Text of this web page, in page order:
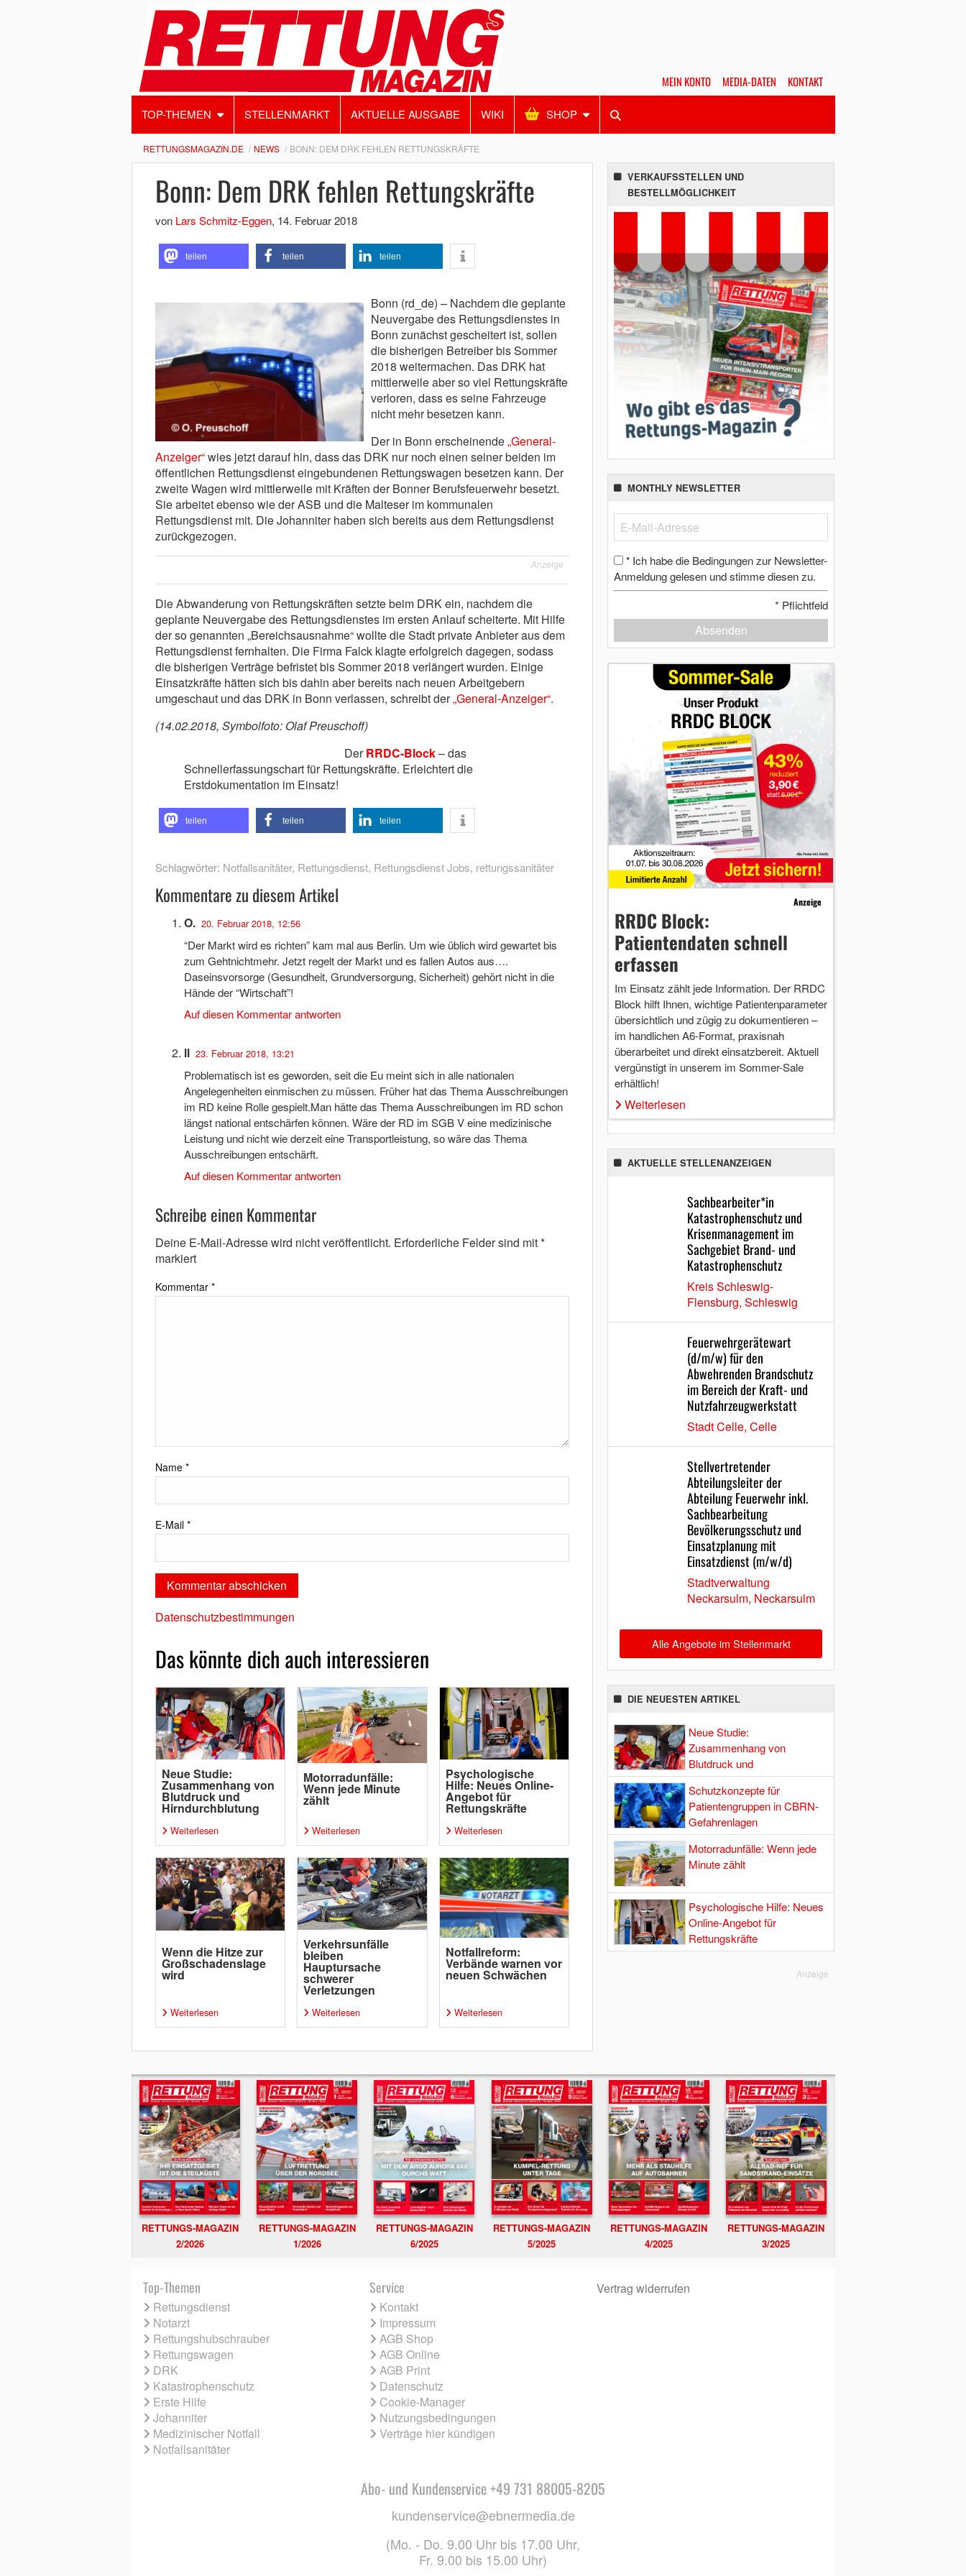
MEIN KONTO MEDIA-DATEN KONTAKT
TOP-THEMEN STELLENMARKT AKTUELLE AUSGABE WIKI SHOP
RETTUNGSMAGAZIN.DE NEWS BONN: DEM DRK FEHLEN RETTUNGSKRÄFTE
Bonn: Dem DRK fehlen Rettungskräfte
von Lars Schmitz-Eggen, 14. Februar 2018
teilen teilen teilen
Bonn (rd_de) – Nachdem die geplante
Neuvergabe des Rettungsdienstes in
Bonn zunächst gescheitert ist, sollen
die bisherigen Betreiber bis Sommer
2018 weitermachen. Das DRK hat
mittlerweile aber so viel Rettungskräfte
verloren, dass es seine Fahrzeuge
nicht mehr besetzen kann.
Der in Bonn erscheinende„General-
Anzeiger“wies jetzt darauf hin, dass das DRK nur noch einen seiner beiden im
öffentlichen Rettungsdienst eingebundenen Rettungswagen besetzen kann. Der
zweite Wagen wird mittlerweile mit Kräften der Bonner Berufsfeuerwehr besetzt.
Sie arbeitet ebenso wie der ASB und die Malteser im kommunalen
Rettungsdienst mit. Die Johanniter haben sich bereits aus dem Rettungsdienst
zurückgezogen.
Anzeige
Die Abwanderung von Rettungskräften setzte beim DRK ein, nachdem die
geplante Neuvergabe des Rettungsdienstes im ersten Anlauf scheiterte. Mit Hilfe
der so genannten „Bereichsausnahme“ wollte die Stadt private Anbieter aus dem
Rettungsdienst fernhalten. Die Firma Falck klagte erfolgreich dagegen, sodass
die bisherigen Verträge befristet bis Sommer 2018 verlängert wurden. Einige
Einsatzkräfte hätten sich bis dahin aber bereits nach neuen Arbeitgebern
umgeschaut und das DRK in Bonn verlassen, schreibt der„General-Anzeiger“.
(14.02.2018, Symbolfoto: Olaf Preuschoff)
DerRRDC-Block– das
Schnellerfassungschart für Rettungskräfte. Erleichtert die
Erstdokumentation im Einsatz!
teilen teilen teilen
Schlagwörter: Notfallsanitäter, Rettungsdienst, Rettungsdienst Jobs, rettungssanitäter
Kommentare zu diesem Artikel
O. 20. Februar 2018, 12:56
“Der Markt wird es richten” kam mal aus Berlin. Um wie üblich wird gewartet bis
zum Gehtnichtmehr. Jetzt regelt der Markt und es fallen Autos aus….
Daseinsvorsorge (Gesundheit, Grundversorgung, Sicherheit) gehört nicht in die
Hände der “Wirtschaft”!
Auf diesen Kommentar antworten
ll 23. Februar 2018, 13:21
Problematisch ist es geworden, seit die Eu meint sich in alle nationalen
Angelegenheiten einmischen zu müssen. Früher hat das Thema Ausschreibungen
im RD keine Rolle gespielt.Man hätte das Thema Ausschreibungen im RD schon
längst national entschärfen können. Wäre der RD im SGB V eine medizinische
Leistung und nicht wie derzeit eine Transportleistung, so wäre das Thema
Ausschreibungen entschärft.
Auf diesen Kommentar antworten
Schreibe einen Kommentar
Deine E-Mail-Adresse wird nicht veröffentlicht. Erforderliche Felder sind mit*
markiert
Kommentar *
Name *
E-Mail *
Datenschutzbestimmungen
Das könnte dich auch interessieren
Neue Studie:
Zusammenhang von
Blutdruck und
Hirndurchblutung
Weiterlesen
Motorradunfälle:
Wenn jede Minute
zählt
Weiterlesen
Psychologische
Hilfe: Neues Online-
Angebot für
Rettungskräfte
Weiterlesen
Wenn die Hitze zur
Großschadenslage
wird
Weiterlesen
Verkehrsunfälle
bleiben
Hauptursache
schwerer
Verletzungen
Weiterlesen
Notfallreform:
Verbände warnen vor
neuen Schwächen
Weiterlesen
VERKAUFSSTELLEN UND
BESTELLMÖGLICHKEIT
MONTHLY NEWSLETTER
* Ich habe die Bedingungen zur Newsletter-
Anmeldung gelesen und stimme diesen zu.
* Pflichtfeld
Absenden
Anzeige
RRDC Block:
Patientendaten schnell
erfassen
Im Einsatz zählt jede Information. Der RRDC
Block hilft Ihnen, wichtige Patientenparameter
übersichtlich und zügig zu dokumentieren –
im handlichen A6-Format, praxisnah
überarbeitet und direkt einsatzbereit. Aktuell
vergünstigt in unserem im Sommer-Sale
erhältlich!
Weiterlesen
AKTUELLE STELLENANZEIGEN
Sachbearbeiter*in
Katastrophenschutz und
Krisenmanagement im
Sachgebiet Brand- und
Katastrophenschutz
Kreis Schleswig-
Flensburg, Schleswig
Feuerwehrgerätewart
(d/m/w) für den
Abwehrenden Brandschutz
im Bereich der Kraft- und
Nutzfahrzeugwerkstatt
Stadt Celle, Celle
Stellvertretender
Abteilungsleiter der
Abteilung Feuerwehr inkl.
Sachbearbeitung
Bevölkerungsschutz und
Einsatzplanung mit
Einsatzdienst (m/w/d)
Stadtverwaltung
Neckarsulm, Neckarsulm
Alle Angebote im Stellenmarkt
DIE NEUESTEN ARTIKEL
Neue Studie:
Zusammenhang von
Blutdruck und
Hirndurchblutung
Schutzkonzepte für
Patientengruppen in CBRN-
Gefahrenlagen
Motorradunfälle: Wenn jede
Minute zählt
Psychologische Hilfe: Neues
Online-Angebot für
Rettungskräfte
Anzeige
RETTUNGS-MAGAZIN
2/2026
RETTUNGS-MAGAZIN
1/2026
RETTUNGS-MAGAZIN
6/2025
RETTUNGS-MAGAZIN
5/2025
RETTUNGS-MAGAZIN
4/2025
RETTUNGS-MAGAZIN
3/2025
Top-Themen
Rettungsdienst
Notarzt
Rettungshubschrauber
Rettungswagen
DRK
Katastrophenschutz
Erste Hilfe
Johanniter
Medizinischer Notfall
Notfallsanitäter
Service
Kontakt
Impressum
AGB Shop
AGB Online
AGB Print
Datenschutz
Cookie-Manager
Nutzungsbedingungen
Verträge hier kündigen
Vertrag widerrufen
Abo- und Kundenservice +49 731 88005-8205
kundenservice@ebnermedia.de
(Mo. - Do. 9.00 Uhr bis 17.00 Uhr,
Fr. 9.00 bis 15.00 Uhr)